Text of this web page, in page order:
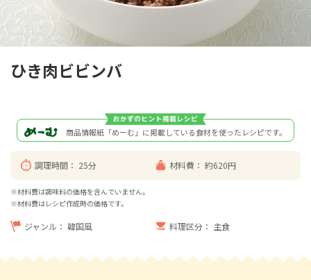
ひき肉ビビンバ
商品情報紙「めーむ」に掲載している食材を使ったレシピです。
調理時間： 25分 材料費： 約620円
※材料費は調味料の価格を含んでいません。
※材料費はレシピ作成時の価格です。
ジャンル： 韓国風 料理区分： 主食